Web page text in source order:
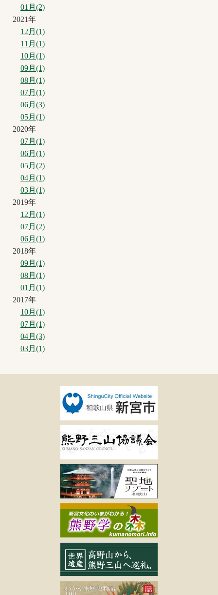
01月(2)
2021年
12月(1)
11月(1)
10月(1)
09月(1)
08月(1)
07月(1)
06月(3)
05月(1)
2020年
07月(1)
06月(1)
05月(2)
04月(1)
03月(1)
2019年
12月(1)
07月(2)
06月(1)
2018年
09月(1)
08月(1)
01月(1)
2017年
10月(1)
07月(1)
04月(3)
03月(1)